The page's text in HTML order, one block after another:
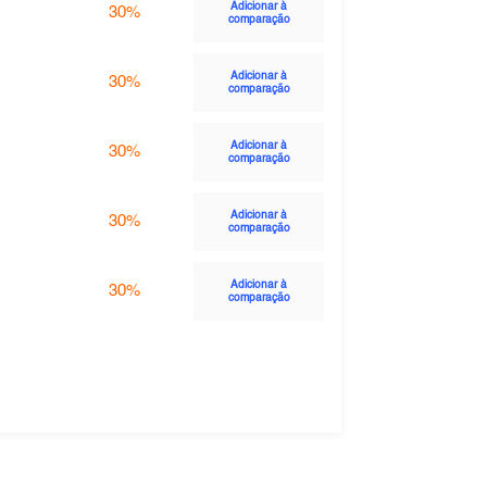
30%
Adicionar à
comparação
30%
Adicionar à
comparação
30%
Adicionar à
comparação
30%
Adicionar à
comparação
30%
Adicionar à
comparação